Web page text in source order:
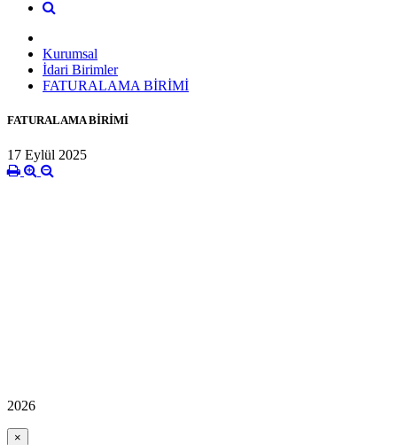
Kurumsal
İdari Birimler
FATURALAMA BİRİMİ
FATURALAMA BİRİMİ
17 Eylül 2025
2026
×